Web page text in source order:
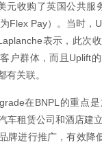
元收购了英国公共服
Flex Pay）。当时，
表示，此次
户群体，而且Uplift
有关联。
在BNPL的重点
车租赁公司和酒店建
牌进行推广，有效降